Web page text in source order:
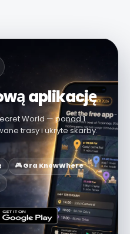
aplikację
World — ponad 1
trasy i ukryte skarby.
🎮 Gra KnowWhere